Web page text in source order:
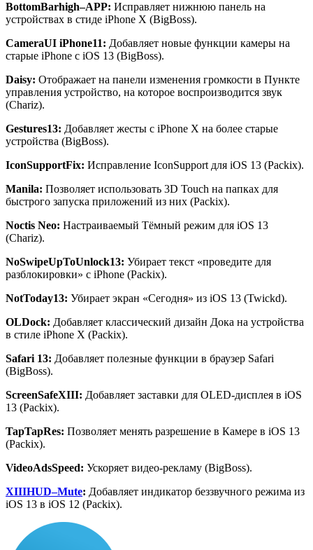
BottomBarhigh–APP: Исправляет нижнюю панель на
устройствах в стиде iPhone X (BigBoss).
CameraUI iPhone11: Добавляет новые функции камеры на
старые iPhone с iOS 13 (BigBoss).
Daisy: Отображает на панели изменения громкости в Пункте
управления устройство, на которое воспроизводится звук
(Chariz).
Gestures13: Добавляет жесты с iPhone X на более старые
устройства (BigBoss).
IconSupportFix: Исправление IconSupport для iOS 13 (Packix).
Manila: Позволяет использовать 3D Touch на папках для
быстрого запуска приложений из них (Packix).
Noctis Neo: Настраиваемый Тёмный режим для iOS 13
(Chariz).
NoSwipeUpToUnlock13: Убирает текст «проведите для
разблокировки» с iPhone (Packix).
NotToday13: Убирает экран «Сегодня» из iOS 13 (Twickd).
OLDock: Добавляет классический дизайн Дока на устройства
в стиле iPhone X (Packix).
Safari 13: Добавляет полезные функции в браузер Safari
(BigBoss).
ScreenSafeXIII: Добавляет заставки для OLED-дисплея в iOS
13 (Packix).
TapTapRes: Позволяет менять разрешение в Камере в iOS 13
(Packix).
VideoAdsSpeed: Ускоряет видео-рекламу (BigBoss).
XIIIHUD–Mute: Добавляет индикатор беззвучного режима из
iOS 13 в iOS 12 (Packix).